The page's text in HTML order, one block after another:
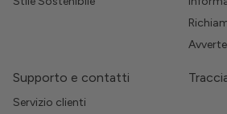
Supporto e contatti
Servizio clienti